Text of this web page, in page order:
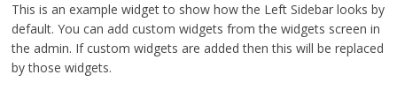
This is an example widget to show how the Left Sidebar looks by
default. You can add custom widgets from the widgets screen in
the admin. If custom widgets are added then this will be replaced
by those widgets.